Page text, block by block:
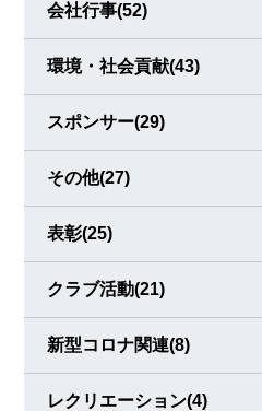
会社行事(52)
環境・社会貢献(43)
スポンサー(29)
その他(27)
表彰(25)
クラブ活動(21)
新型コロナ関連(8)
レクリエーション(4)